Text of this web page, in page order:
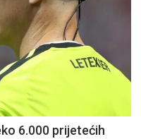
6.000 prijetećih